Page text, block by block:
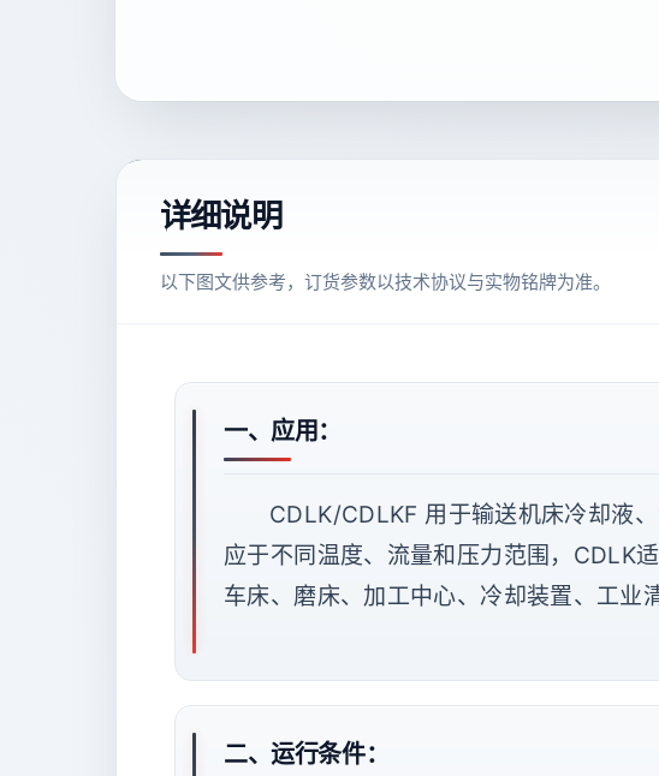
详细说明
以下图文供参考，订货参数以技术协议与实物铭牌为准。
一、应用：
CDLK/CDLKF 用于输送机床冷却液
应于不同温度、流量和压力范围，CDLK
车床、磨床、加工中心、冷却装置、工业
二、运行条件：